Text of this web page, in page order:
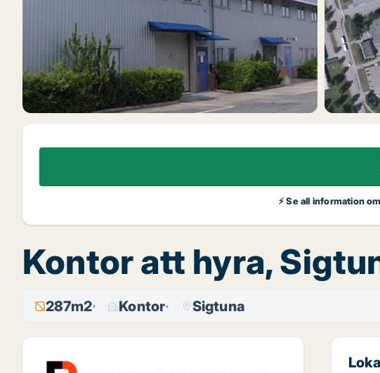
⚡ Se all information
Kontor att hyra,
287m2 Kontor Sigtuna